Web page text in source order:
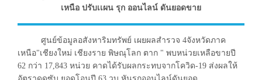
เหนือ ปรับเเผน รุก ออนไลน์ ดันยอดขาย
ศูนย์ข้อมูลอสังหาริมทรัพย์ เผยผลสำรวจ 4จังหวัดภาค
เหนือ"เชียงใหม่ เชียงราย พิษณุโลก ตาก " พบหน่วยเหลือขายปี
62 กว่า 17,843 หน่วย คาดได้รับผลกระทบจากโควิด-19 ส่งผลให้